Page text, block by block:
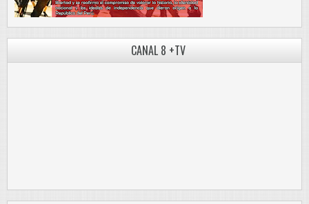
CANAL 8 +TV